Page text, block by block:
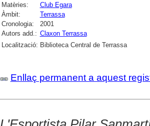
Matèries:
Club Egara
Àmbit:
Terrassa
Cronologia:
2001
Autors add.: Claxon Terrassa
Localització: Biblioteca Central de Terrassa
Enllaç permanent a aquest